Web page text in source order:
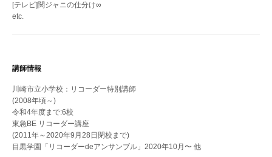
[テレビ]関ジャニの仕分け∞
etc.
講師情報
川崎市立小学校：リコーダー特別講師
(2008年頃～)
令和4年度まで:6校
東急BE リコーダー講座
(2011年～2020年9月28日閉校まで)
目黒学園「リコーダーdeアンサンブル」2020年10月〜 他